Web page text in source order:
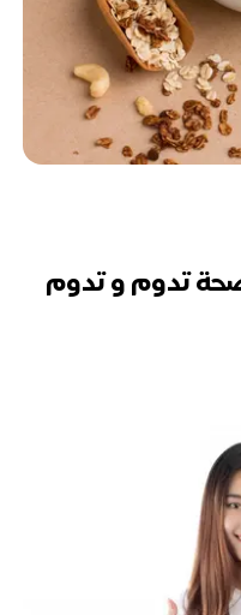
تدوم و تدوم